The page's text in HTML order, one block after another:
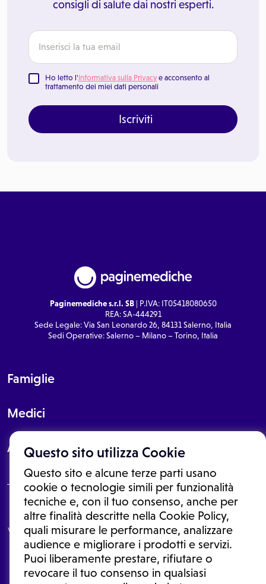
Questo sito utilizza Cookie
Questo sito e alcune terze parti usano
cookie o tecnologie simili per funzionalità
tecniche e, con il tuo consenso, anche per
altre finalità descritte nella Cookie Policy,
quali misurare le performance, analizzare
audience e migliorare i prodotti e servizi.
Puoi liberamente prestare, rifiutare o
revocare il tuo consenso in qualsiasi
consigli di salute dai nostri esperti.
Ho letto l'Informativa sulla Privacy e acconsento al
trattamento dei miei dati personali
Iscriviti
Paginemediche s.r.l. SB| P.IVA: IT05418080650
REA: SA-444291
Sede Legale: Via San Leonardo 26, 84131 Salerno, Italia
Sedi Operative: Salerno – Milano – Torino, Italia
Famiglie
Medici
About
Le informazioni proposte in questo sito non sono un consulto medico.
In nessun caso, queste informazioni sostituiscono un consulto, una
visita o una diagnosi formulata dal medico. Non si devono considerare
le informazioni disponibili come suggerimenti per la formulazione di
una diagnosi, la determinazione di un trattamento o l'assunzione o
sospensione di un farmaco senza prima consultare un medico di
medicina generale o uno specialista.